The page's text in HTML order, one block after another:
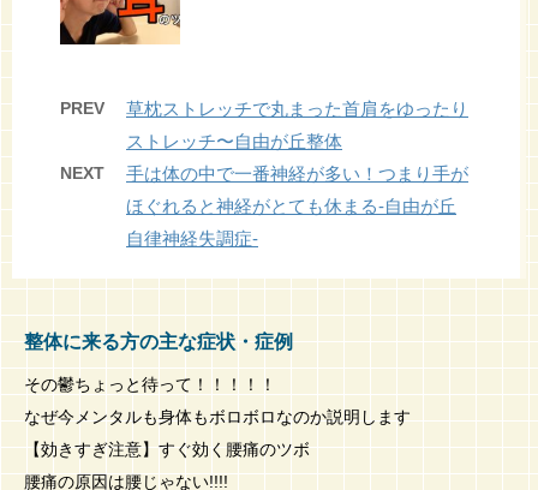
PREV
草枕ストレッチで丸まった首肩をゆったり
ストレッチ〜自由が丘整体
NEXT
手は体の中で一番神経が多い！つまり手が
ほぐれると神経がとても休まる-自由が丘
自律神経失調症-
整体に来る方の主な症状・症例
その鬱ちょっと待って！！！！！
なぜ今メンタルも身体もボロボロなのか説明します
【効きすぎ注意】すぐ効く腰痛のツボ
腰痛の原因は腰じゃない!!!!